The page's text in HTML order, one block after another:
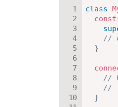
class
//
}
//
//
}